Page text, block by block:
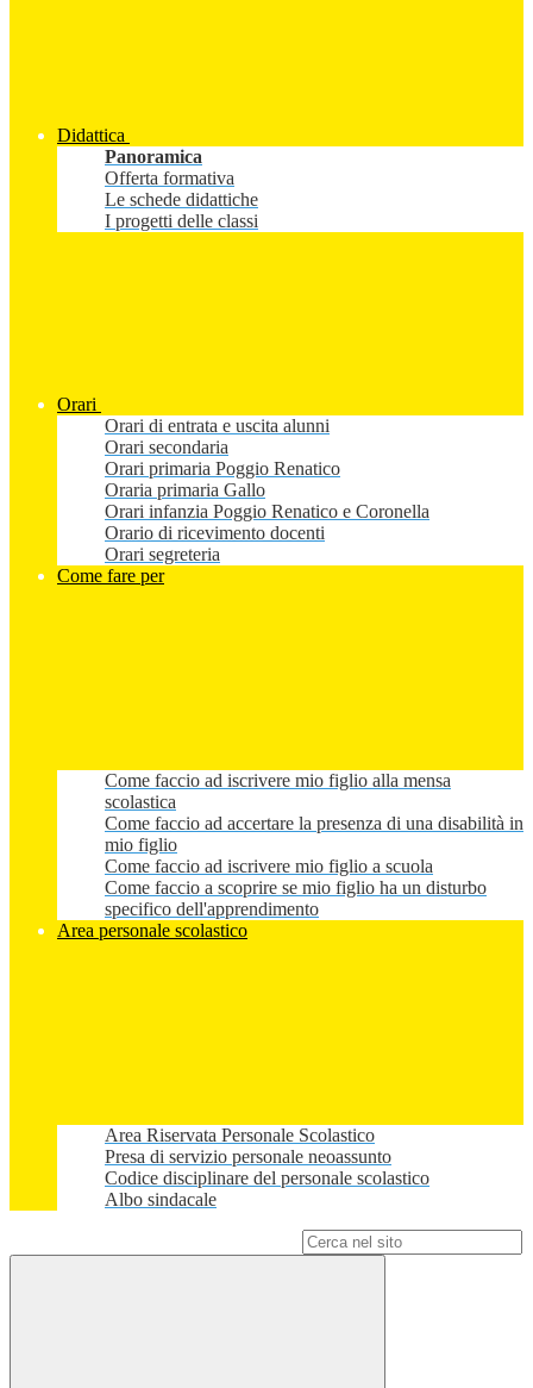
Didattica
Panoramica
Offerta formativa
Le schede didattiche
I progetti delle classi
Orari
Orari di entrata e uscita alunni
Orari secondaria
Orari primaria Poggio Renatico
Oraria primaria Gallo
Orari infanzia Poggio Renatico e Coronella
Orario di ricevimento docenti
Orari segreteria
Come fare per
Come faccio ad iscrivere mio figlio alla mensa
scolastica
Come faccio ad accertare la presenza di una disabilità in
mio figlio
Come faccio ad iscrivere mio figlio a scuola
Come faccio a scoprire se mio figlio ha un disturbo
specifico dell'apprendimento
Area personale scolastico
Area Riservata Personale Scolastico
Presa di servizio personale neoassunto
Codice disciplinare del personale scolastico
Albo sindacale